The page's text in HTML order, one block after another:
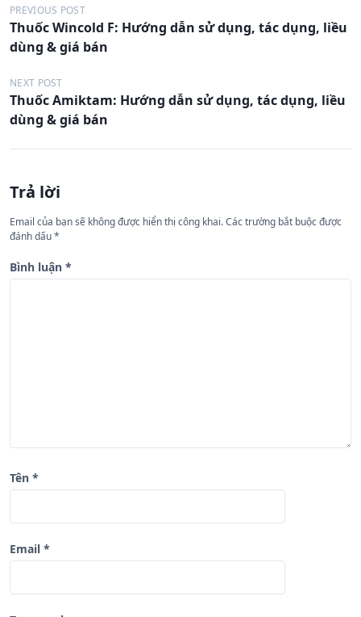
Đ
i
u
h
n
b
à
i
PREVIOUS POST
Thuốc Wincold F: Hướng dẫn sử dụng, tác dụng, liều
dùng & giá bán
NEXT POST
Thuốc Amiktam: Hướng dẫn sử dụng, tác dụng, liều
dùng & giá bán
Trả lời
Email của bạn sẽ không được hiển thị công khai.Các trường bắt buộc được
đánh dấu*
Bình luận *
Tên *
Email *